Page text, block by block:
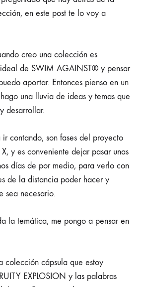
DE
SWIM
LA
A
LA
Z.
en este post te lo voy a
creo una colección es
de SWIM AGAINST® y pensar
aportar. Entonces pienso en un
una lluvia de ideas y temas que
desarrollar.
contando, son fases del proyecto
y es conveniente dejar pasar unas
días de por medio, para verlo con
de la distancia poder hacer y
sea necesario.
la temática, me pongo a pensar en
colección cápsula que estoy
EXPLOSION y las palabras